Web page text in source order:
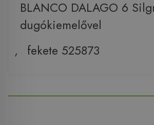
BLANCO DALAGO 6
dugókiemelővel
,
fekete 525873